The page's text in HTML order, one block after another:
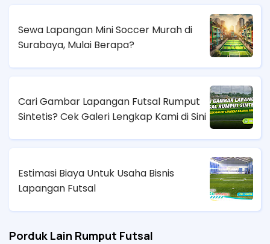
Sewa Lapangan Mini Soccer Murah di
Surabaya, Mulai Berapa?
Cari Gambar Lapangan Futsal Rumput
Sintetis? Cek Galeri Lengkap Kami di Sini
Estimasi Biaya Untuk Usaha Bisnis
Lapangan Futsal
Porduk Lain Rumput Futsal